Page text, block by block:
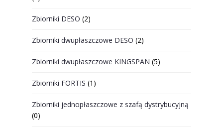
Zbiorniki DESO (2)
Zbiorniki dwupłaszczowe DESO (2)
Zbiorniki dwupłaszczowe KINGSPAN (5)
Zbiorniki FORTIS (1)
Zbiorniki jednopłaszczowe z szafą dystrybucyjną
(0)